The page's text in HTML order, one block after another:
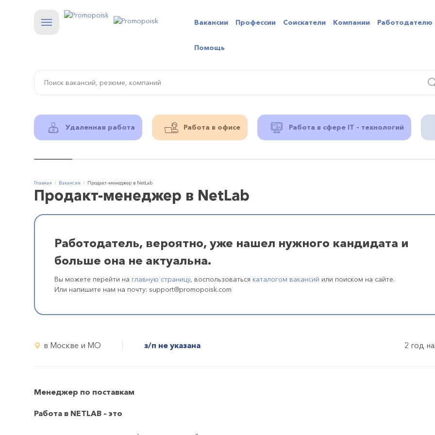
Вакансии Профессии Соискатели Компании Работодателю
Помощь
Удаленная работа Работа в офисе Работа в сфере IT - технологий
Главная Вакансии Продакт-менеджер в NetLab
Продакт-менеджер в NetLab
Работодатель, вероятно, уже нашел нужного кандидата и
больше она не актуальна.
Вы можете перейти на главную страницу, воспользоваться каталогом вакансий или поиском на сайте.
Или напишите нам на почту: support@promopoisk.com
в Москве и МО з/п не указана 2 год
Менеджер по поставкам
Работа в NETLAB – это